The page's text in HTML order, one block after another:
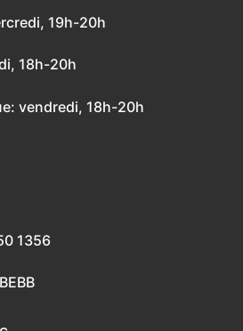
19h-20h
18h-20h
vendredi, 18h-20h
1356